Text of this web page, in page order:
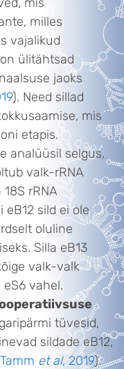
milles
vajalikud
ülitähtsad
jaoks
). Need sillad
mis
etapis.
analüüsil selgus,
valk-rRNA
rRNA
eB12 sild ei ole
oluline
Silla eB13
valk-valk
vahel.
tüvesid,
sildade eB12,
Tamm et al, 2019).